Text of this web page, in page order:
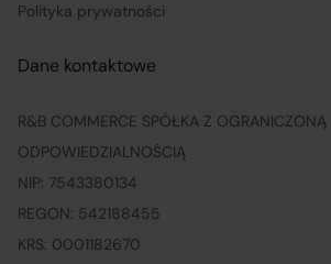
Polityka prywatności
Dane kontaktowe
R&B COMMERCE SPÓŁKA Z OGRANICZONĄ
ODPOWIEDZIALNOŚCIĄ
NIP: 7543380134
REGON: 542188455
KRS: 0001182670